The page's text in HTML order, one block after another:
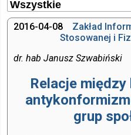
2016-04-08
Zakład
Stosowanej i
dr. hab Janusz Szwabiński
Relacje
grup